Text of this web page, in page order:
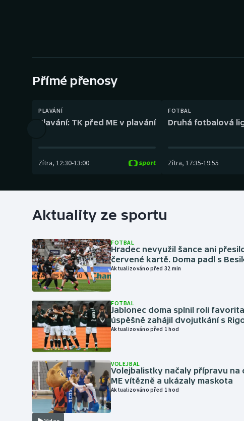
Gymnastika
Přímé přenosy
PLAVÁNÍ
Plavání: TK před ME v plavání
Zítra, 12:30-13:00
FOTBAL
Druhá fotbalová
Zítra, 17:35-19:55
Aktuality ze sportu
FOTBAL
Hradec nevyužil šance ani
červené kartě. Doma padl s
Aktualizováno před 32 min
FOTBAL
Jablonec doma splnil roli
úspěšně zahájil dvojutkání s
Aktualizováno před 1 hod
VOLEJBAL
Volejbalistky načaly přípravu na
ME vítězně a ukázaly maskota
Aktualizováno před 1 hod